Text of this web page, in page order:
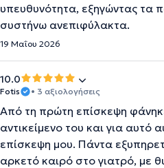
υπευθυνότητα, εξηγώντας τα
συστήνω ανεπιφύλακτα.
19 Μαΐου 2026
10.0
Fotis • 3 αξιολογήσεις
Από τη πρώτη επίσκεψη
αντικείμενο του και για αυτό
επίσκεψη μου. Πάντα
αρκετό καιρό στο γιατρό, με